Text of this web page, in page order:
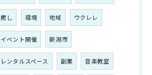
癒し 環境 地域 ウクレレ
イベント開催 新潟市
レンタルスペース 副業 音楽教室